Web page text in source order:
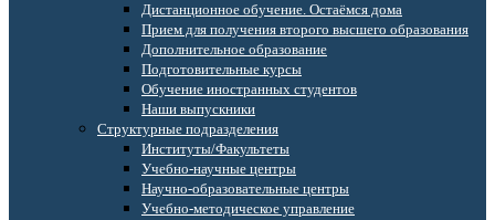
Дистанционное обучение. Остаёмся дома
Прием для получения второго высшего образования
Дополнительное образование
Подготовительные курсы
Обучение иностранных студентов
Наши выпускники
Структурные подразделения
Институты/Факультеты
Учебно-научные центры
Научно-образовательные центры
Учебно-методическое управление